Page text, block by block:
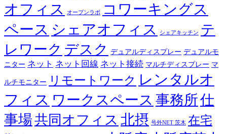
オフィス オープンラボ
コワーキングス
ペース シェアオフィス シェアキッチン
テ
レワーク デスク デュアルディスプレー デュアルモ
ニター ネット ネット回線 ネット接続 マルチディスプレー マ
ルチモニター リモートワーク レンタルオ
フィス ワークスペース 事務所仕
事場共同オフィス 北摂 号外NET 茨木 在宅